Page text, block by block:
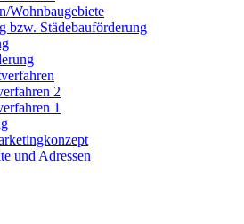
Wohnbaugebiete
bzw. Städebauförderung
2
1
und Adressen